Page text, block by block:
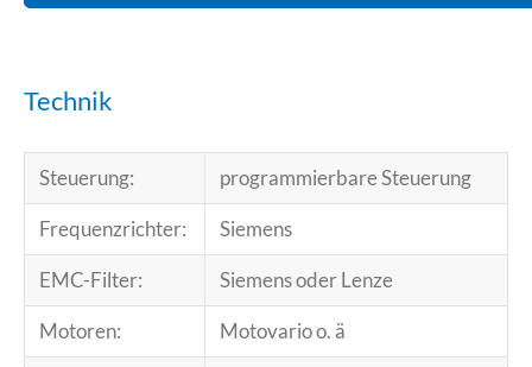
Technik
Steuerung: programmierbare Steuerung
Frequenzrichter: Siemens
EMC-Filter: Siemens oder Lenze
Motoren: Motovario o. ä